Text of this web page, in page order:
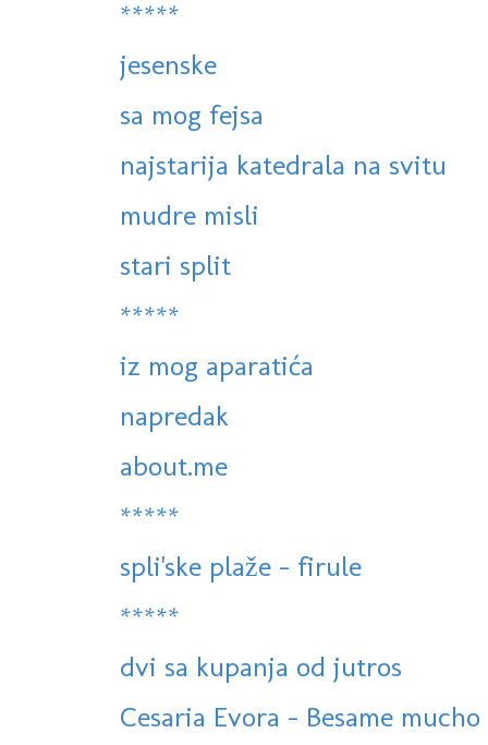
*****
jesenske
sa mog fejsa
najstarija katedrala na svitu
mudre misli
stari split
*****
iz mog aparatića
napredak
about.me
*****
spli'ske plaže - firule
*****
dvi sa kupanja od jutros
Cesaria Evora - Besame